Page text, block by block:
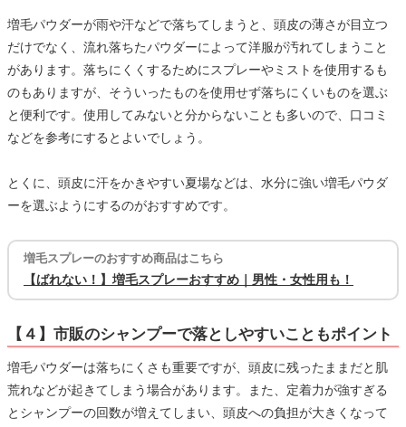
増毛パウダーが雨や汗などで落ちてしまうと、頭皮の薄さが目立つ
だけでなく、流れ落ちたパウダーによって洋服が汚れてしまうこと
があります。落ちにくくするためにスプレーやミストを使用するも
のもありますが、そういったものを使用せず落ちにくいものを選ぶ
と便利です。使用してみないと分からないことも多いので、口コミ
などを参考にするとよいでしょう。
とくに、頭皮に汗をかきやすい夏場などは、水分に強い増毛パウダ
ーを選ぶようにするのがおすすめです。
増毛スプレーのおすすめ商品はこちら
【ばれない！】増毛スプレーおすすめ｜男性・女性用も！
【４】市販のシャンプーで落としやすいこともポイント
増毛パウダーは落ちにくさも重要ですが、頭皮に残ったままだと肌
荒れなどが起きてしまう場合があります。また、定着力が強すぎる
とシャンプーの回数が増えてしまい、頭皮への負担が大きくなって